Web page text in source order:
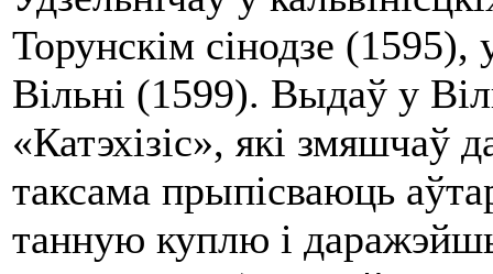
Торунскім сінодзе (1595),
Вільні (1599). Выдаў у
«Катэхізіс», які змяшчаў
таксама прыпісваюць
танную куплю i